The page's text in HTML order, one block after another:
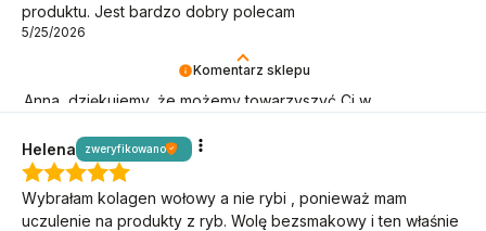
Komentarz sklepu
Anna, dziękujemy, że możemy towarzyszyć Ci w
produktu. Jest bardzo dobry polecam
5/25/2026
Helena zweryfikowano
Wybrałam kolagen wołowy a nie rybi , ponieważ mam
uczulenie na produkty z ryb. Wolę bezsmakowy i ten właśnie